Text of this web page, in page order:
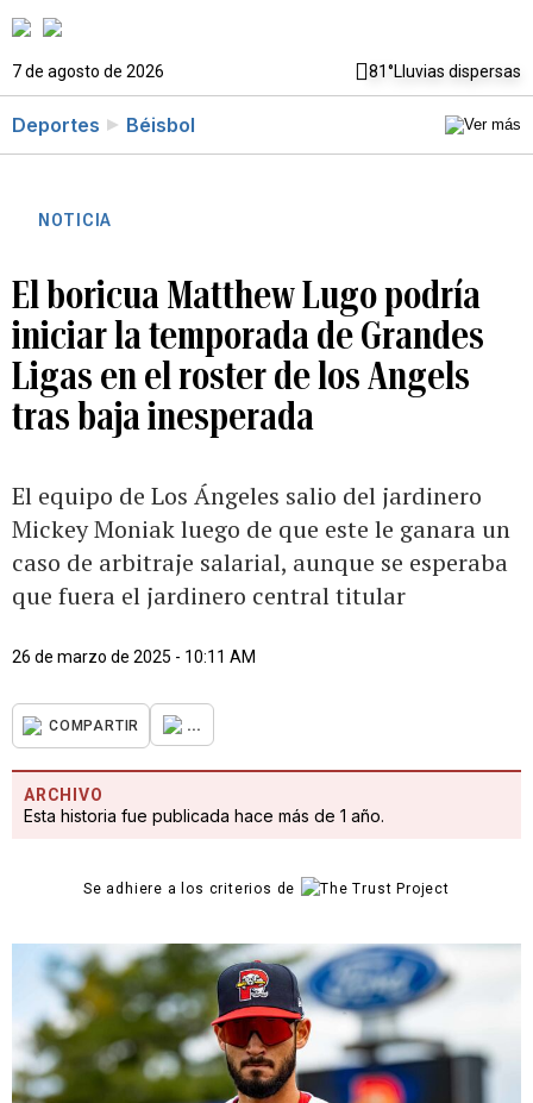
7 de agosto de 2026 81°Lluvias dispersas
Deportes Béisbol
NOTICIA
El boricua Matthew Lugo podría
iniciar la temporada de Grandes
Ligas en el roster de los Angels
tras baja inesperada
El equipo de Los Ángeles salio del jardinero
Mickey Moniak luego de que este le ganara un
caso de arbitraje salarial, aunque se esperaba
que fuera el jardinero central titular
26 de marzo de 2025 - 10:11 AM
COMPARTIR ...
ARCHIVO
Esta historia fue publicada hace más de 1 año.
Se adhiere a los criterios de